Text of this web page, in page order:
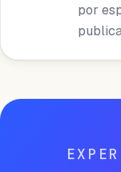
por